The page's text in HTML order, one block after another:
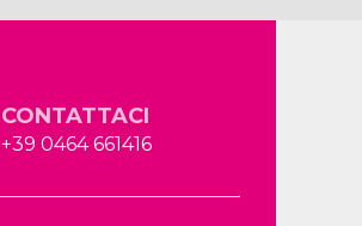
CONTATTACI
+39 0464 661416